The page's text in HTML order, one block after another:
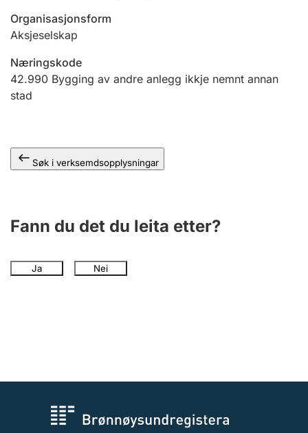
Andre tema
Organisasjonsform
Aksjeselskap
Næringskode
42.990 Bygging av andre anlegg ikkje nemnt annan
stad
Søk i verksemdsopplysningar
Fann du det du leita etter?
Ja Nei